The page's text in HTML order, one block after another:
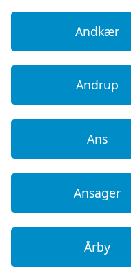
Andkær
Andrup
Ans
Ansager
Årby